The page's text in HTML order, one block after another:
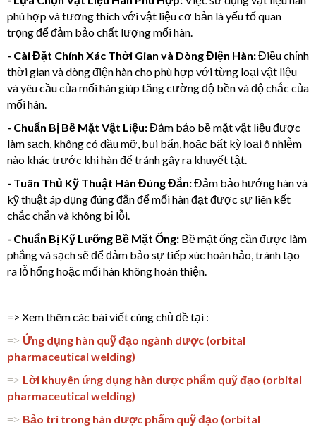
phù hợp và tương thích với vật liệu cơ bản là yếu tố quan
trọng để đảm bảo chất lượng mối hàn.
- Cài Đặt Chính Xác Thời Gian và Dòng Điện Hàn:Điều chỉnh
thời gian và dòng điện hàn cho phù hợp với từng loại vật liệu
và yêu cầu của mối hàn giúp tăng cường độ bền và độ chắc của
mối hàn.
- Chuẩn Bị Bề Mặt Vật Liệu:Đảm bảo bề mặt vật liệu được
làm sạch, không có dầu mỡ, bụi bẩn, hoặc bất kỳ loại ô nhiễm
nào khác trước khi hàn để tránh gây ra khuyết tật.
- Tuân Thủ Kỹ Thuật Hàn Đúng Đắn:Đảm bảo hướng hàn và
kỹ thuật áp dụng đúng đắn để mối hàn đạt được sự liên kết
chắc chắn và không bị lỗi.
- Chuẩn Bị Kỹ Lưỡng Bề Mặt Ống: Bề mặt ống cần được làm
phẳng và sạch sẽ để đảm bảo sự tiếp xúc hoàn hảo, tránh tạo
ra lỗ hổng hoặc mối hàn không hoàn thiện.
=> Xem thêm các bài viết cùng chủ đề tại :
=> Ứng dụng hàn quỹ đạo ngành dược (orbital
pharmaceutical welding)
=> Lời khuyên ứng dụng hàn dược phẩm quỹ đạo (orbital
pharmaceutical welding)
=> Bảo trì trong hàn dược phẩm quỹ đạo (orbital